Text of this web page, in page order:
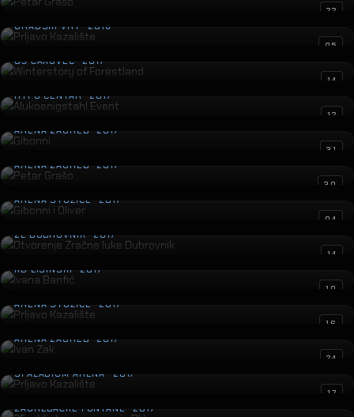
22
Prljavo Kazalište
GRADSKI VRT · 2018
05
Winterstory of Forestland
GŠ ČAKOVEC · 2017
14
Alukoenigstahl Event
HYPO CENTAR · 2017
12
Gibonni
ARENA ZAGREB · 2017
31
Petar Grašo
ARENA ZAGREB · 2017
30
Gibonni i Oliver
ARENA STOŽICE · 2017
04
Otvorenje Zračne luke Dubrovnik
ZL DUBROVNIK · 2017
14
Ivana Banfić
KD LISINSKI · 2017
10
Prljavo Kazalište
ARENA STOŽICE · 2017
16
Ivan Zak
ARENA ZAGREB · 2017
24
Prljavo Kazalište
SPALADIUM ARENA · 2017
17
25. obljetnica priznanja RH
ZAGREBAČKE FONTANE · 2017